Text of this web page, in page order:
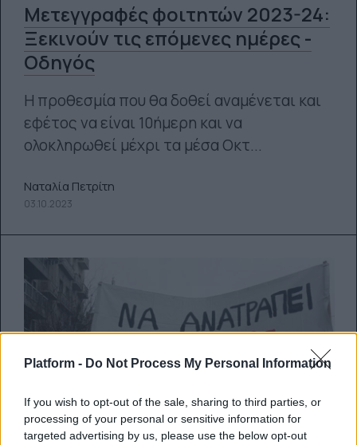
Platform - Do Not Process My Personal Information
If you wish to opt-out of the sale, sharing to third parties, or
processing of your personal or sensitive information for
targeted advertising by us, please use the below opt-out
Μετεγγραφές φοιτητών 2023-24:
Ξεκινούν τις επόμενες ημέρες -
Οδηγός
Η προθεσμία που θα δοθεί αναμένεται και
εφέτος να είναι 10ήμερη και να
ολοκληρωθεί μέχρι τα μέσα Οκτ...
Ναταλία Πετρίτη
03.10.2023